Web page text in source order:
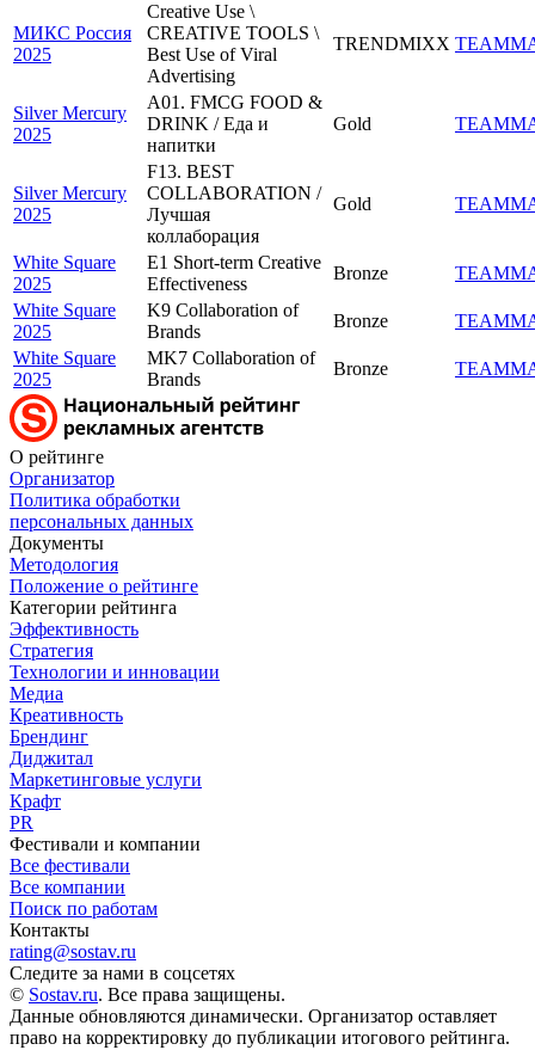
МИКС Россия
2025
Creative Use \
CREATIVE TOOLS \
Best Use of Viral
Advertising
TRENDMIXX
Silver Mercury
2025
A01. FMCG FOOD &
DRINK / Еда и
напитки
Gold
Silver Mercury
2025
F13. BEST
COLLABORATION /
Лучшая
коллаборация
Gold
White Square
2025
E1 Short-term Creative
Effectiveness
Bronze
White Square
2025
K9 Collaboration of
Brands
Bronze
White Square
2025
MK7 Collaboration of
Brands
Bronze
О рейтинге
Организатор
Политика обработки
персональных данных
Документы
Методология
Положение о рейтинге
Категории рейтинга
Эффективность
Стратегия
Технологии и инновации
Медиа
Креативность
Брендинг
Диджитал
Маркетинговые услуги
Крафт
PR
Фестивали и компании
Все фестивали
Все компании
Поиск по работам
Контакты
rating@sostav.ru
Следите за нами в соцсетях
© Sostav.ru. Все права защищены.
Данные обновляются динамически. Организатор оставляет
право на корректировку до публикации итогового рейтинга.